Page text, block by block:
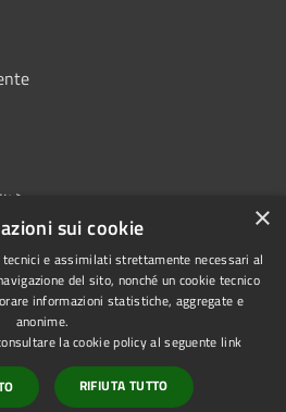
Copyright © 2026 • Comune di
Ottaviano • Powered by
Municipium•Accesso
redazione
×
sui cookie
e assimilati strettamente necessari al
del sito, nonché un cookie tecnico
informazioni statistiche, aggregate e
anonime.
la cookie policy al seguente link
RIFIUTA TUTTO